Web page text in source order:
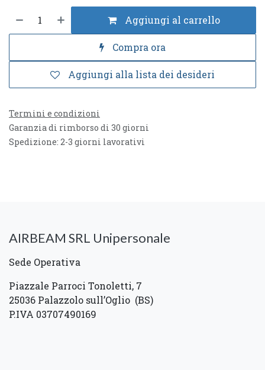
Aggiungi al carrello
Compra ora
Aggiungi alla lista dei desideri
Termini e condizioni
Garanzia di rimborso di 30 giorni
Spedizione: 2-3 giorni lavorativi
AIRBEAM SRL Unipersonale
Sede Operativa
Piazzale Parroci Tonoletti, 7
25036 Palazzolo sull’Oglio (BS)
P.IVA 03707490169